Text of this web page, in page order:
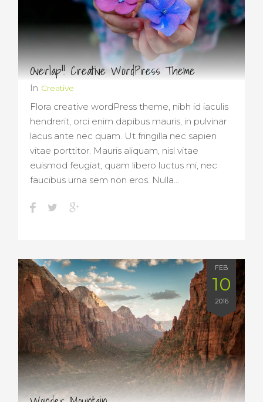
Overlap!! Creative WordPress Theme
In Creative
Flora creative wordPress theme, nibh id iaculis
hendrerit, orci enim dapibus mauris, in pulvinar
lacus ante nec quam. Ut fringilla nec sapien
vitae porttitor. Mauris aliquam, nisl vitae
euismod feugiat, quam libero luctus mi, nec
faucibus urna sem non eros. Nulla…
FEB
10
2016